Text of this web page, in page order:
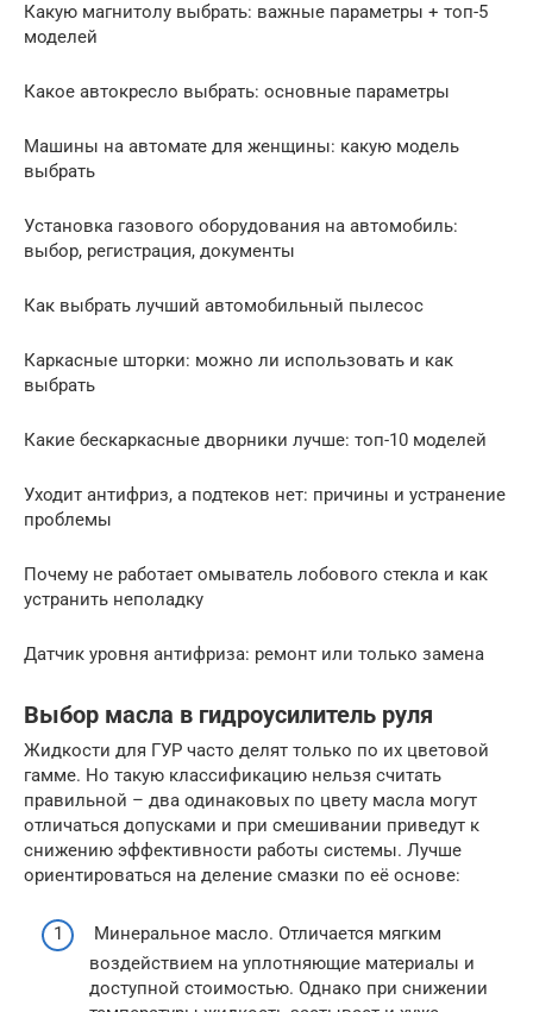
Какую магнитолу выбрать: важные параметры + топ-5
моделей
Какое автокресло выбрать: основные параметры
Машины на автомате для женщины: какую модель
выбрать
Установка газового оборудования на автомобиль:
выбор, регистрация, документы
Как выбрать лучший автомобильный пылесос
Каркасные шторки: можно ли использовать и как
выбрать
Какие бескаркасные дворники лучше: топ-10 моделей
Уходит антифриз, а подтеков нет: причины и устранение
проблемы
Почему не работает омыватель лобового стекла и как
устранить неполадку
Датчик уровня антифриза: ремонт или только замена
Выбор масла в гидроусилитель руля
Жидкости для ГУР часто делят только по их цветовой
гамме. Но такую классификацию нельзя считать
правильной – два одинаковых по цвету масла могут
отличаться допусками и при смешивании приведут к
снижению эффективности работы системы. Лучше
ориентироваться на деление смазки по её основе:
Минеральное масло. Отличается мягким
воздействием на уплотняющие материалы и
доступной стоимостью. Однако при снижении